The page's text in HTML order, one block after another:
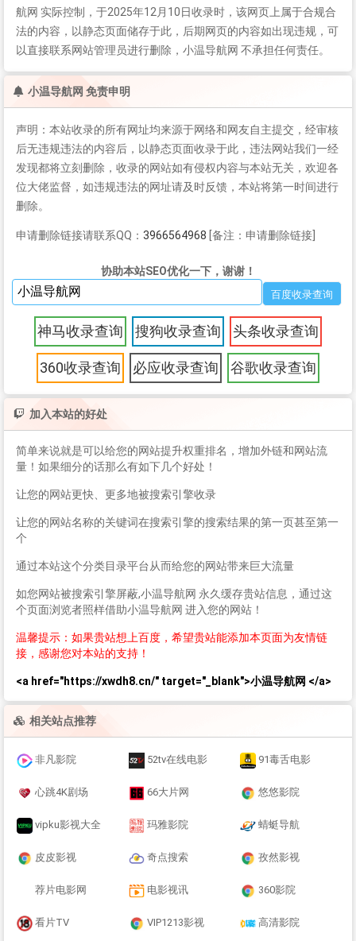
航网 实际控制，于2025年12月10日收录时，该网页上属于合规合
法的内容，以静态页面储存于此，后期网页的内容如出现违规，可
以直接联系网站管理员进行删除，小温导航网 不承担任何责任。
小温导航网 免责申明
声明：本站收录的所有网址均来源于网络和网友自主提交，经审核
后无违规违法的内容后，以静态页面收录于此，违法网站我们一经
发现都将立刻删除，收录的网站如有侵权内容与本站无关，欢迎各
位大佬监督，如违规违法的网址请及时反馈，本站将第一时间进行
删除。
申请删除链接请联系QQ： 3966564968 [备注：申请删除链接]
协助本站SEO优化一下，谢谢！
神马收录查询 搜狗收录查询 头条收录查询
360收录查询 必应收录查询 谷歌收录查询
加入本站的好处
简单来说就是可以给您的网站提升权重排名，增加外链和网站流
量！如果细分的话那么有如下几个好处！
让您的网站更快、更多地被搜索引擎收录
让您的网站名称的关键词在搜索引擎的搜索结果的第一页甚至第一
个
通过本站这个分类目录平台从而给您的网站带来巨大流量
如您网站被搜索引擎屏蔽,小温导航网 永久缓存贵站信息，通过这
个页面浏览者照样借助小温导航网 进入您的网站！
温馨提示：如果贵站想上百度，希望贵站能添加本页面为友情链
接，感谢您对本站的支持！
<a href="https://xwdh8.cn/" target="_blank">小温导航网 </a>
相关站点推荐
非凡影院 52tv在线电影 91毒舌电影
心跳4K剧场 66大片网 悠悠影院
vipku影视大全 玛雅影院 蜻蜓导航
皮皮影视 奇点搜索 孜然影视
荐片电影网 电影视讯 360影院
看片TV VIP1213影视 高清影院